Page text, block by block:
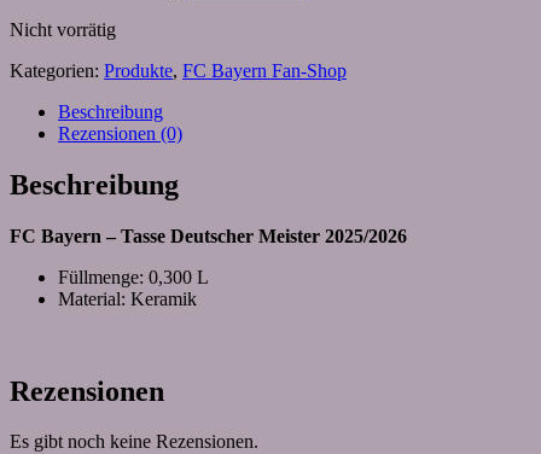
Nicht vorrätig
Kategorien: Produkte, FC Bayern Fan-Shop
Beschreibung
Rezensionen (0)
Beschreibung
FC Bayern – Tasse Deutscher Meister 2025/2026
Füllmenge: 0,300 L
Material: Keramik
Rezensionen
Es gibt noch keine Rezensionen.